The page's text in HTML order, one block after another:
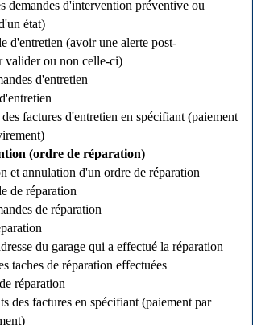
demandes d'intervention préventive ou
état)
d'entretien (avoir une alerte post-
valider ou non celle-ci)
d'entretien
factures d'entretien en spécifiant (paiement
(ordre de réparation)
et annulation d'un ordre de réparation
de réparation
de réparation
du garage qui a effectué la réparation
taches de réparation effectuées
réparation
des factures en spécifiant (paiement par